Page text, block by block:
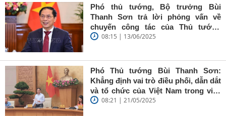
báo trẻ cần
giữ vững
'tâm trong,
Phó thủ tướng, Bộ trưởng Bùi
Thanh Sơn trả lời phỏng vấn về
chuyến công tác của Thủ tướng
Chính phủ đến Estonia, Pháp và
08:15 | 13/06/2025
Phó Thủ tướng Bùi Thanh Sơn:
Khẳng định vai trò điều phối, dẫn dắt
và tổ chức của Việt Nam trong việc
đề cao chủ nghĩa đa phương, đoàn
08:21 | 21/05/2025